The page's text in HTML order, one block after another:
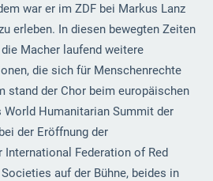
war er im ZDF bei Markus Lanz
erleben. In diesen bewegten Zeiten
Macher laufend weitere
die sich für Menschenrechte
stand der Chor beim europäischen
Humanitarian Summit der
der Eröffnung der
International Federation of Red
auf der Bühne, beides in